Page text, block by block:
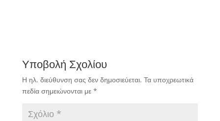
Υποβολή Σχολίου
Η ηλ. διεύθυνση σας δεν δημοσιεύεται. Τα υποχρεωτικά
πεδία σημειώνονται με *